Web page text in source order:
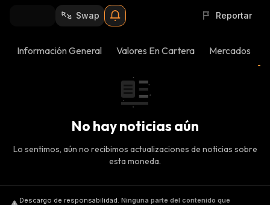
Swap Reportar
Información General Valores En Cartera Mercados
No hay noticias aún
Lo sentimos, aún no recibimos actualizaciones de noticias sobre
esta moneda.
Descargo de responsabilidad. Ninguna parte del contenido que